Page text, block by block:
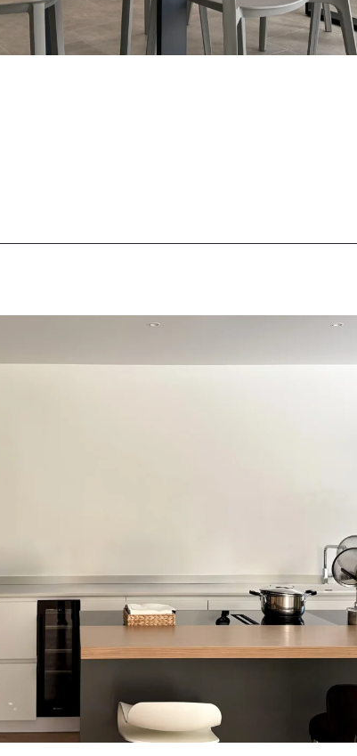
Residenziale